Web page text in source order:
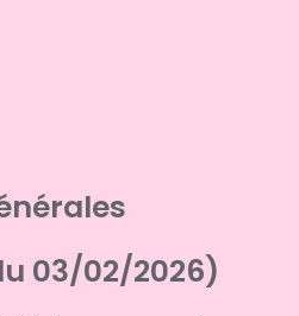
03/02/2026)